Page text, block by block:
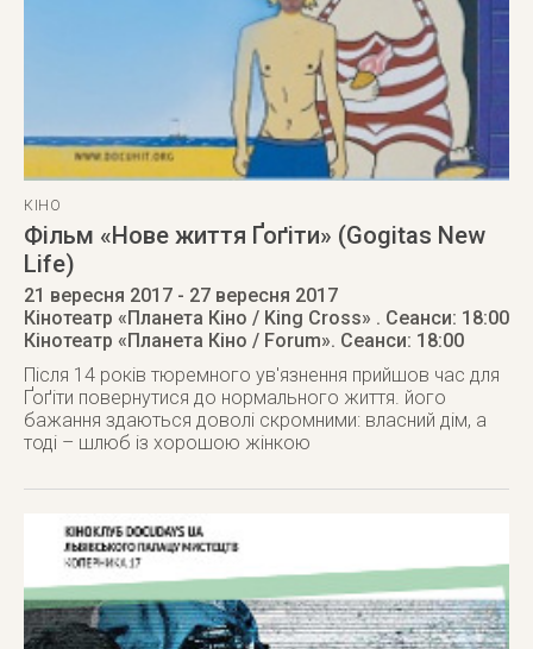
КІНО
Фільм «Нове життя Ґоґіти» (Gogitas New
Life)
21 вересня 2017 - 27 вересня 2017
Кінотеатр «Планета Кіно / King Cross» . Сеанси: 18:00
Кінотеатр «Планета Кіно / Forum». Сеанси: 18:00
Після 14 років тюремного ув'язнення прийшов час для
Ґоґіти повернутися до нормального життя. його
бажання здаються доволі скромними: власний дім, а
тоді – шлюб із хорошою жінкою